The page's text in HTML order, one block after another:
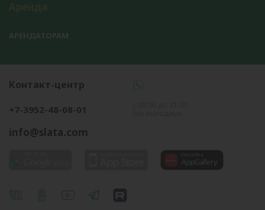
АРЕНДАТОРАМ
Контакт-центр
+7-3952-48-08-01
info@slata.com